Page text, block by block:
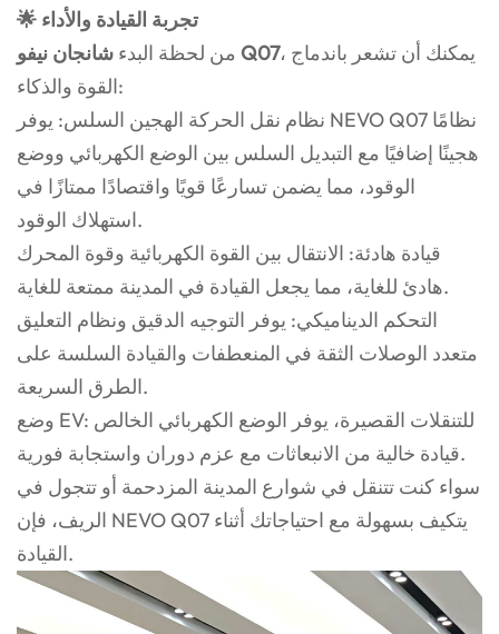
🌟 تجربة القيادة والأداء
من لحظة البدء شانجان نيفو Q07، يمكنك أن تشعر باندماج
القوة والذكاء:
نظام نقل الحركة الهجين السلس: يوفر NEVO Q07 نظامًا
هجينًا إضافيًا مع التبديل السلس بين الوضع الكهربائي ووضع
الوقود، مما يضمن تسارعًا قويًا واقتصادًا ممتازًا في
استهلاك الوقود.
قيادة هادئة: الانتقال بين القوة الكهربائية وقوة المحرك
هادئ للغاية، مما يجعل القيادة في المدينة ممتعة للغاية.
التحكم الديناميكي: يوفر التوجيه الدقيق ونظام التعليق
متعدد الوصلات الثقة في المنعطفات والقيادة السلسة على
الطرق السريعة.
وضع EV: للتنقلات القصيرة، يوفر الوضع الكهربائي الخالص
قيادة خالية من الانبعاثات مع عزم دوران واستجابة فورية.
سواء كنت تتنقل في شوارع المدينة المزدحمة أو تتجول في
الريف، فإن NEVO Q07 يتكيف بسهولة مع احتياجاتك أثناء
القيادة.